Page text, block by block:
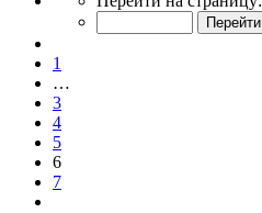
71
…
3
4
5
6
7